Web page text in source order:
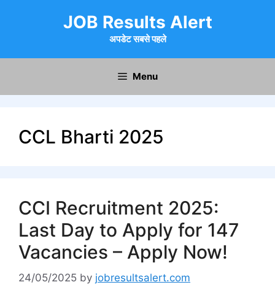
JOB Results Alert
अपडेट सबसे पहले
Menu
CCL Bharti 2025
CCI Recruitment 2025:
Last Day to Apply for 147
Vacancies – Apply Now!
24/05/2025 by jobresultsalert.com